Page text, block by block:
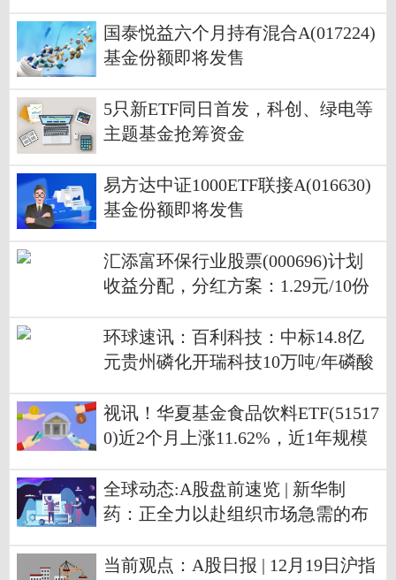
国泰悦益六个月持有混合A(017224)
基金份额即将发售
5只新ETF同日首发，科创、绿电等
主题基金抢筹资金
易方达中证1000ETF联接A(016630)
基金份额即将发售
汇添富环保行业股票(000696)计划
收益分配，分红方案：1.29元/10份
环球速讯：百利科技：中标14.8亿
元贵州磷化开瑞科技10万吨/年磷酸
视讯！华夏基金食品饮料ETF(51517
0)近2个月上涨11.62%，近1年规模
全球动态:A股盘前速览 | 新华制
药：正全力以赴组织市场急需的布
当前观点：A股日报 | 12月19日沪指